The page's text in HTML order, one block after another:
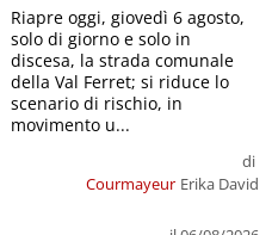
Courmayeur
di
Erika David
Riapre oggi, giovedì 6 agosto,
solo di giorno e solo in
discesa, la strada comunale
della Val Ferret; si riduce lo
scenario di rischio, in
movimento u...